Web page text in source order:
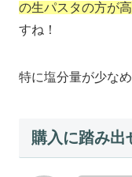
の生パスタの方が
すね！
特に塩分量が少なめ
購入に踏み出